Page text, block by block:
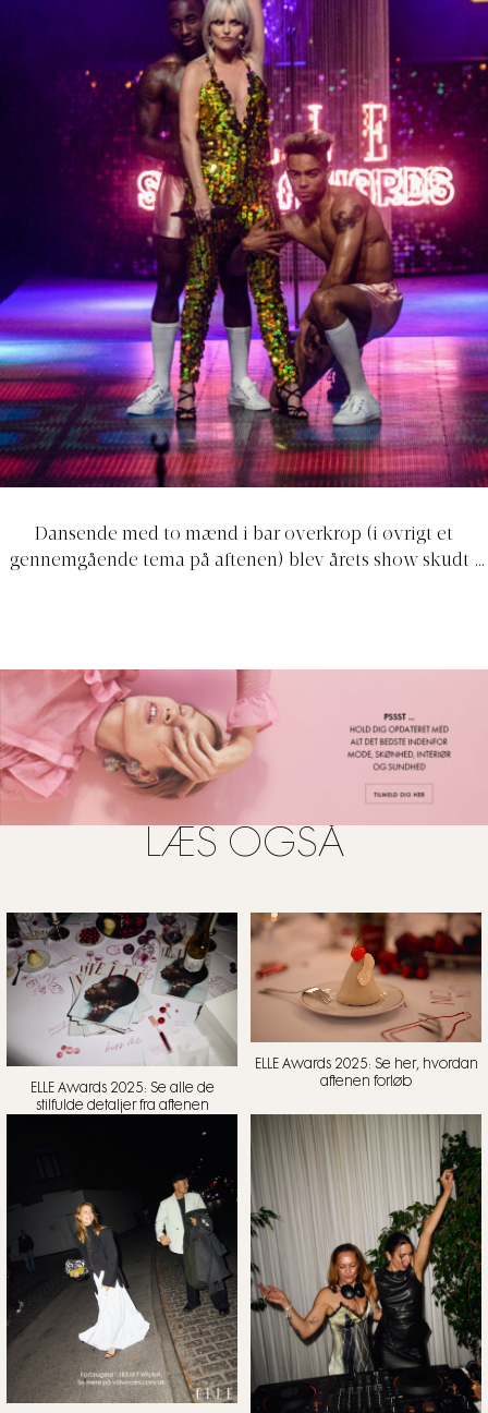
Dansende med to mænd i bar overkrop (i øvrigt et
gennemgående tema på aftenen) blev årets show skudt i
The Asteroids Galaxy Tour.
LÆS OGSÅ
ELLE Awards 2025: Se alle de
stilfulde detaljer fra aftenen
ELLE Awards 2025: Se her, hvordan
aftenen forløb